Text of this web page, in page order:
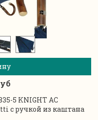
5 KNIGHT AC
с ручкой из каштана